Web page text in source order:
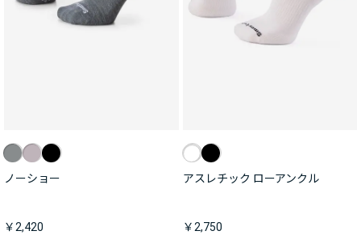
ノーショー
￥2,420
アスレチック ローアンクル
￥2,750